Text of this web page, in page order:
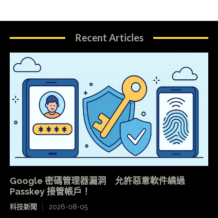
Recent Articles
Google 密碼管理器漏洞 允許惡意軟件繞過
Passkey 接管帳戶！
科技新聞 2026-08-05